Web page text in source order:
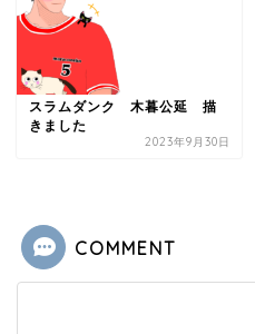
スラムダンク 木暮公延 描
きました
2023年9月30日
COMMENT